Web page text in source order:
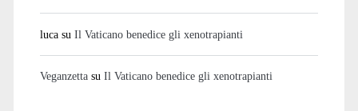
lucasu Il Vaticano benedice gli xenotrapianti
Veganzettasu Il Vaticano benedice gli xenotrapianti